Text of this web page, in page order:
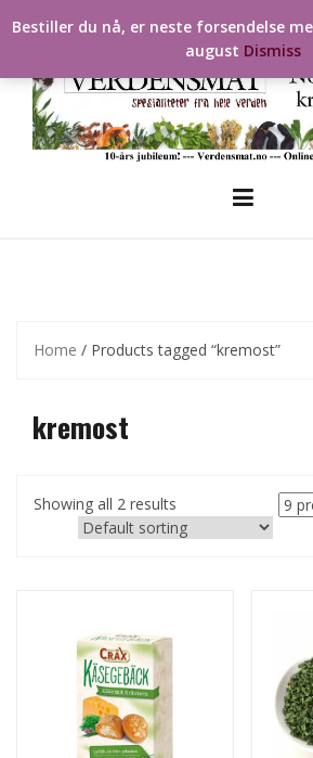
to
Home / Products tagged “kremost”
kremost
Showing all 2 results
Bestiller du nå, er neste forsendelse
august Dismiss